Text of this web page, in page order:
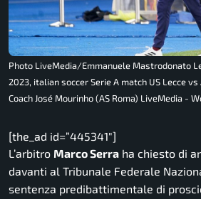
Photo LiveMedia/Emmanuele Mastrodonato
2023, italian soccer Serie A match US Lecce vs
Coach José Mourinho (AS Roma) LiveMedia -
[the_ad id=”445341″]
L’arbitro Marco Serra ha chiesto di
davanti al Tribunale Federale
sentenza predibattimentale di